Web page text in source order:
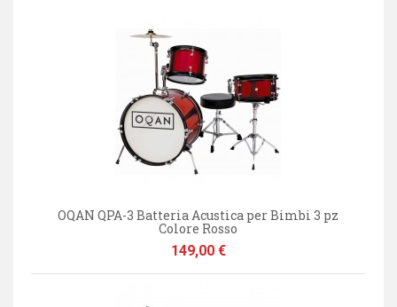
OQAN QPA-3 Batteria Acustica per Bimbi 3 pz
Colore Rosso
Prezzo
149,00 €